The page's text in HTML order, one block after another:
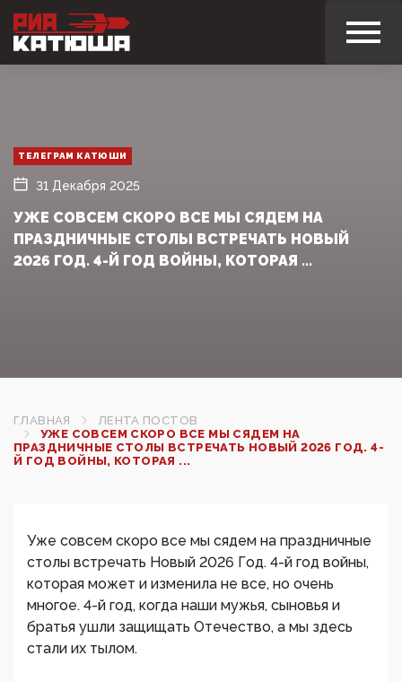
ТЕЛЕГРАМ КАТЮШИ
31 Декабря 2025
УЖЕ СОВСЕМ СКОРО ВСЕ МЫ СЯДЕМ НА
ПРАЗДНИЧНЫЕ СТОЛЫ ВСТРЕЧАТЬ НОВЫЙ
2026 ГОД. 4-Й ГОД ВОЙНЫ, КОТОРАЯ ...
ГЛАВНАЯ
ЛЕНТА ПОСТОВ
УЖЕ СОВСЕМ СКОРО ВСЕ МЫ СЯДЕМ НА
ПРАЗДНИЧНЫЕ СТОЛЫ ВСТРЕЧАТЬ НОВЫЙ 2026 ГОД. 4-
Й ГОД ВОЙНЫ, КОТОРАЯ ...
Уже совсем скоро все мы сядем на праздничные
столы встречать Новый 2026 Год. 4-й год войны,
которая может и изменила не все, но очень
многое. 4-й год, когда наши мужья, сыновья и
братья ушли защищать Отечество, а мы здесь
стали их тылом.